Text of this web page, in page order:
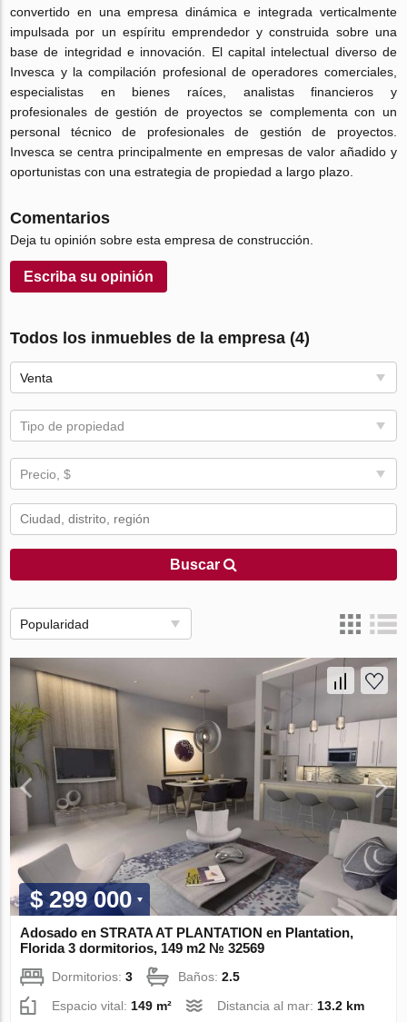
convertido en una empresa dinámica e integrada verticalmente
impulsada por un espíritu emprendedor y construida sobre una
base de integridad e innovación.
El capital intelectual diverso de
Invesca y la compilación profesional de operadores comerciales,
especialistas en bienes raíces, analistas financieros y
profesionales de gestión de proyectos se complementa con un
personal técnico de profesionales de gestión de proyectos.
Invesca se centra principalmente en empresas de valor añadido y
oportunistas con una estrategia de propiedad a largo plazo.
Comentarios
Deja tu opinión sobre esta empresa de construcción.
Escriba su opinión
Todos los inmuebles de la empresa (4)
Venta
Tipo de propiedad
Precio, $
Buscar
Popularidad
$ 299 000
Adosado en STRATA AT PLANTATION en Plantation,
Florida 3 dormitorios, 149 m2 № 32569
Dormitorios:3 Baños:2.5
Espacio vital: 149 m² Distancia al mar: 13.2 km